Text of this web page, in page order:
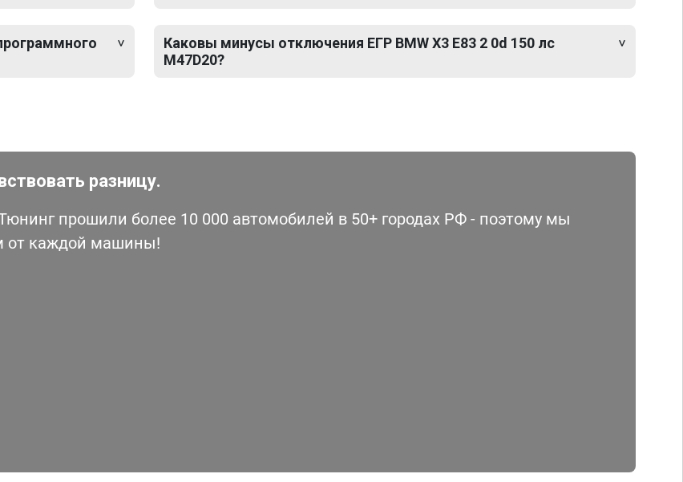
Каковы минусы отключения ЕГР BMW X3 E83 2 0d 150 лс
M47D20?
разницу.
прошили более 10 000 автомобилей в 50+ городах РФ - поэтому мы
от каждой машины!